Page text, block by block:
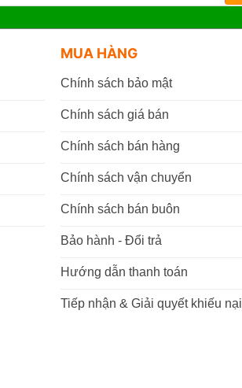
MUA HÀNG
Chính sách bảo mật
Chính sách giá bán
Chính sách bán hàng
Chính sách vận chuyển
Chính sách bán buôn
Bảo hành - Đổi trả
Hướng dẫn thanh toán
Tiếp nhận & Giải quyết khiếu nại